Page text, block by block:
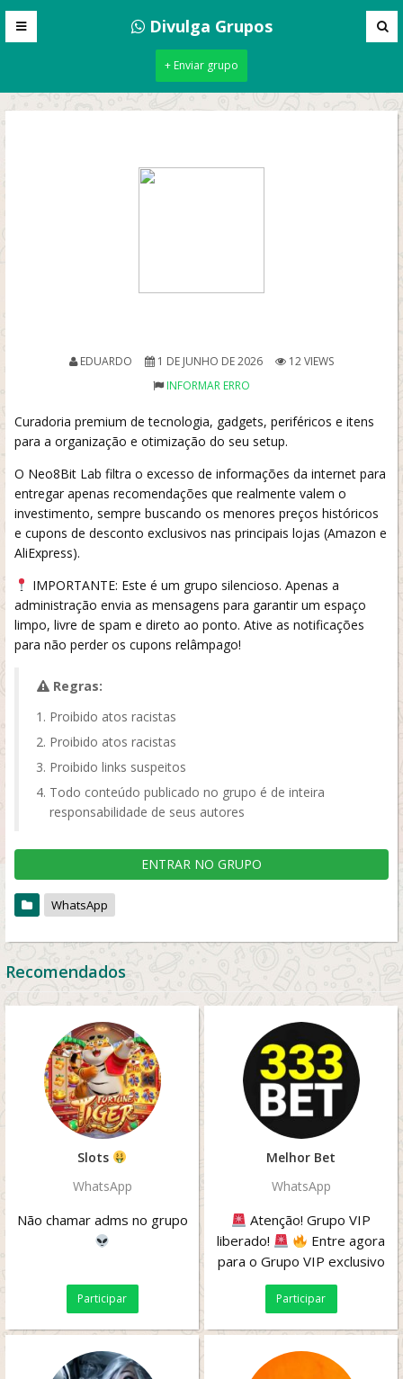
Divulga Grupos
+ Enviar grupo
EDUARDO 1 DE JUNHO DE 2026
12 VIEWS
INFORMAR ERRO
Curadoria premium de tecnologia, gadgets, periféricos e itens
para a organização e otimização do seu setup.
O Neo8Bit Lab filtra o excesso de informações da internet para
entregar apenas recomendações que realmente valem o
investimento, sempre buscando os menores preços históricos
e cupons de desconto exclusivos nas principais lojas (Amazon e
AliExpress).
IMPORTANTE: Este é um grupo silencioso. Apenas a
administração envia as mensagens para garantir um espaço
limpo, livre de spam e direto ao ponto. Ative as notificações
para não perder os cupons relâmpago!
Regras:
Proibido atos racistas
Proibido atos racistas
Proibido links suspeitos
Todo conteúdo publicado no grupo é de inteira
responsabilidade de seus autores
ENTRAR NO GRUPO
WhatsApp
Recomendados
Slots
WhatsApp
Não chamar adms no grupo
Participar
Melhor Bet
WhatsApp
Atenção! Grupo VIP
liberado!
Entre agora
para o Grupo VIP exclusivo
e receba:
Códigos...
Participar